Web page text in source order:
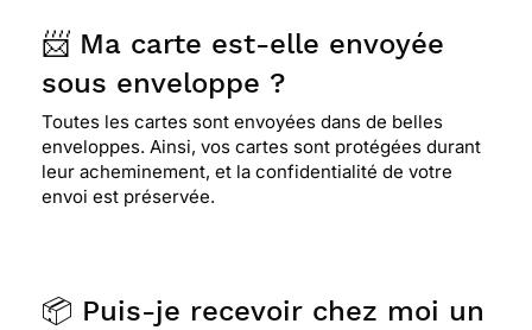
📨 Ma carte est-elle envoyée
sous enveloppe ?
Toutes les cartes sont envoyées dans de belles
enveloppes. Ainsi, vos cartes sont protégées durant
leur acheminement, et la confidentialité de votre
envoi est préservée.
📦 Puis-je recevoir chez moi un